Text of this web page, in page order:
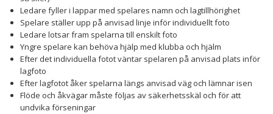
Ledare fyller i lappar med spelares namn och lagtillhörighet
Spelare ställer upp på anvisad linje inför individuellt foto
Ledare lotsar fram spelarna till enskilt foto
Yngre spelare kan behöva hjälp med klubba och hjälm
Efter det individuella fotot väntar spelaren på anvisad plats inför
lagfoto
Efter lagfotot åker spelarna längs anvisad väg och lämnar isen
Flöde och åkvägar måste följas av säkerhetsskäl och för att
undvika förseningar